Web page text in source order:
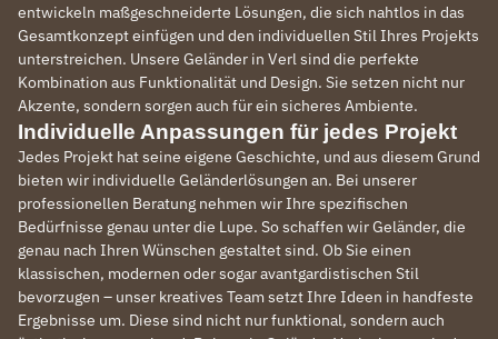
entwickeln maßgeschneiderte Lösungen, die sich nahtlos in das
Gesamtkonzept einfügen und den individuellen Stil Ihres Projekts
unterstreichen. Unsere Geländer in Verl sind die perfekte
Kombination aus Funktionalität und Design. Sie setzen nicht nur
Akzente, sondern sorgen auch für ein sicheres Ambiente.
Individuelle Anpassungen für jedes Projekt
Jedes Projekt hat seine eigene Geschichte, und aus diesem Grund
bieten wir individuelle Geländerlösungen an. Bei unserer
professionellen Beratung nehmen wir Ihre spezifischen
Bedürfnisse genau unter die Lupe. So schaffen wir Geländer, die
genau nach Ihren Wünschen gestaltet sind. Ob Sie einen
klassischen, modernen oder sogar avantgardistischen Stil
bevorzugen – unser kreatives Team setzt Ihre Ideen in handfeste
Ergebnisse um. Diese sind nicht nur funktional, sondern auch